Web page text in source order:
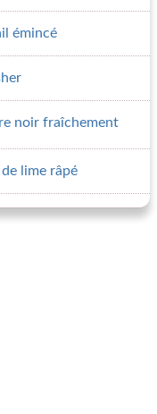
émincé
noir fraîchement
lime râpé